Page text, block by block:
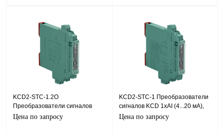
KCD2-STC-1.2O
Преобразователи сигналов
KCD 1хAI (4...20 мА), HART, SIL2
Цена по запросу
KCD2-STC-1 Преобразователи
сигналов KCD 1хAI (4...20 мА),
SIL2
Цена по запросу